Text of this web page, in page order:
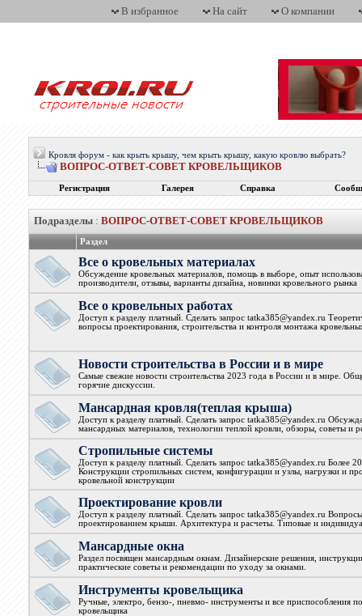
В избранное На сайт О компании
Кровля форум - как крыть крышу, чем крыть крышу, какую кровлю выбрать?
ВОПРОС-ОТВЕТ-СОВЕТ КРОВЕЛЬЩИКОВ
Регистрация Галерея Справка
Подразделы: ВОПРОС-ОТВЕТ-СОВЕТ КРОВЕЛЬЩИКОВ
Раздел
Все о кровельных материалах
Обсуждение кровельных материалов, помощь в выборе, опыт
производители, отзывы, варианты дизайна, новинки кровельного рынка
Все о кровельных работах
Доступ к разделу платный. Сделать запрос tatka385@yandex.ru
вопросы проектирования, строительства и контроля монтажа
Новости строительства в России и в мире
Самые свежие новости строительства 2023 года в России и в мире.
горячие дискуссии.
Мансардная кровля(теплая крыша)
Доступ к разделу платный. Сделать запрос tatka385@yandex.ru
мансардных материалов, технологии теплой кровли, обзоры, советы и
Стропильные системы
Доступ к разделу платный. Сделать запрос tatka385@yandex.ru Более
Конструкции стропильных систем, конфигурации и узлы, нагрузки и
кровельной конструкции
Проектирование кровли
Доступ к разделу платный. Сделать запрос tatka385@yandex.ru
проектированием крыши. Архитектура и расчеты. Типовые и
Мансардные окна
Раздел посвящен мансардным окнам. Дизайнерские решения,
практические советы и рекомендации по уходу за окнами.
Инструменты кровельщика
Ручные, электро, бензо-, пневмо- инструменты и все приспособления
кровельщика